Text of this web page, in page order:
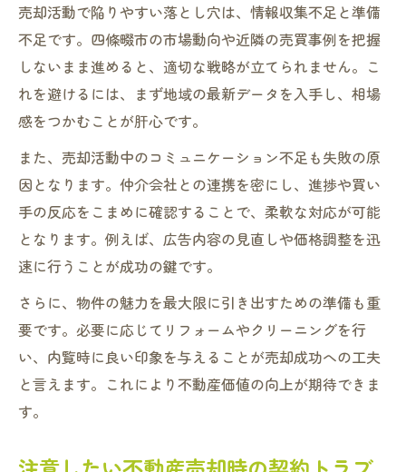
売却活動で陥りやすい落とし穴は、情報収集不足と準備
不足です。四條畷市の市場動向や近隣の売買事例を把握
しないまま進めると、適切な戦略が立てられません。こ
れを避けるには、まず地域の最新データを入手し、相場
感をつかむことが肝心です。
また、売却活動中のコミュニケーション不足も失敗の原
因となります。仲介会社との連携を密にし、進捗や買い
手の反応をこまめに確認することで、柔軟な対応が可能
となります。例えば、広告内容の見直しや価格調整を迅
速に行うことが成功の鍵です。
さらに、物件の魅力を最大限に引き出すための準備も重
要です。必要に応じてリフォームやクリーニングを行
い、内覧時に良い印象を与えることが売却成功への工夫
と言えます。これにより不動産価値の向上が期待できま
す。